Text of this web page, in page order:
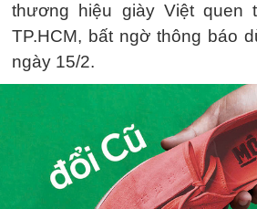
thương hiệu giày Việt quen
TP.HCM, bất ngờ thông báo
ngày 15/2.